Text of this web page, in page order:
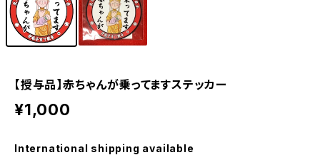
【授与品】赤ちゃんが乗ってますステッカー
¥1,000
International shipping available